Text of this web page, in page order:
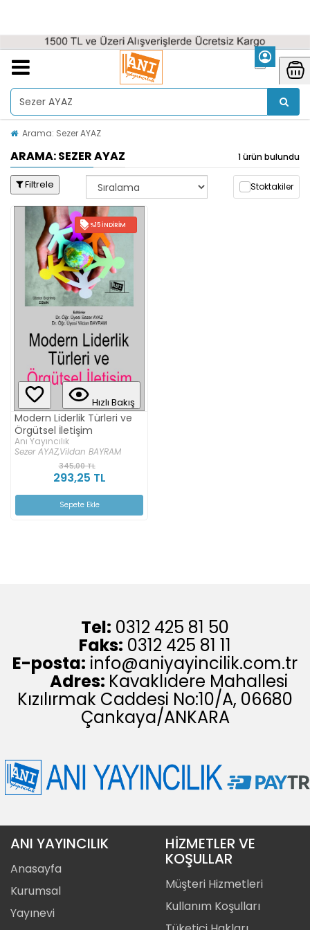
Arama: Sezer AYAZ
ARAMA: SEZER AYAZ 1 ürün bulundu
Filtrele Stoktakiler
%15 İNDIRIM
Hızlı Bakış
Modern Liderlik Türleri ve
Örgütsel İletişim
Anı Yayıncılık
Sezer AYAZ,Vildan BAYRAM
345,00 TL
293,25 TL
Sepete Ekle
Tel: 0312 425 81 50
Faks: 0312 425 81 11
E-posta: info@aniyayincilik.com.tr
Adres: Kavaklıdere Mahallesi
Kızılırmak Caddesi No:10/A, 06680
Çankaya/ANKARA
ANI YAYINCILIK
Anasayfa
Kurumsal
Yayınevi
HİZMETLER VE
KOŞULLAR
Müşteri Hizmetleri
Kullanım Koşulları